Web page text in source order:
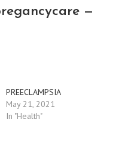
—
PREECLAMPSIA
May 21, 2021
In "Health"